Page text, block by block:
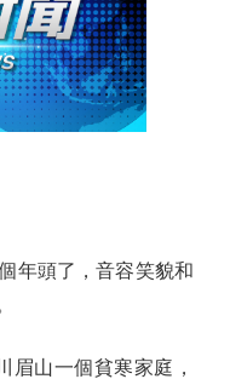
頭了，音容笑貌和
山一個貧寒家庭，